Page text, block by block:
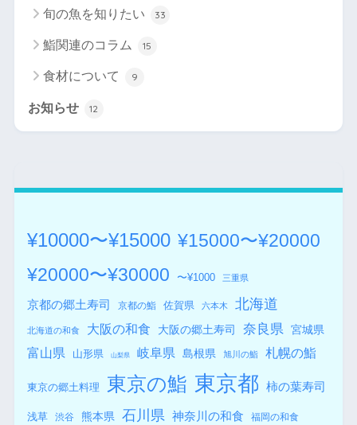
旬の魚を知りたい 33
鮨関連のコラム 15
食材について 9
お知らせ 12
¥10000〜¥15000 ¥15000〜¥20000
¥20000〜¥30000
〜¥1000 三重県
京都の郷土寿司 京都の鮨 佐賀県 六本木 北海道
北海道の和食 大阪の和食 大阪の郷土寿司 奈良県 宮城県
富山県 山形県 山梨県 岐阜県 島根県 旭川の鮨 札幌の鮨
東京の郷土料理 東京の鮨 東京都 柿の葉寿司
浅草 渋谷 熊本県 石川県 神奈川の和食 福岡の和食